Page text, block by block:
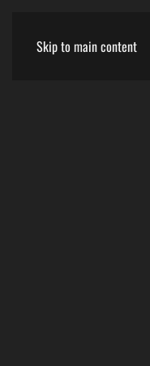
Skip to main content